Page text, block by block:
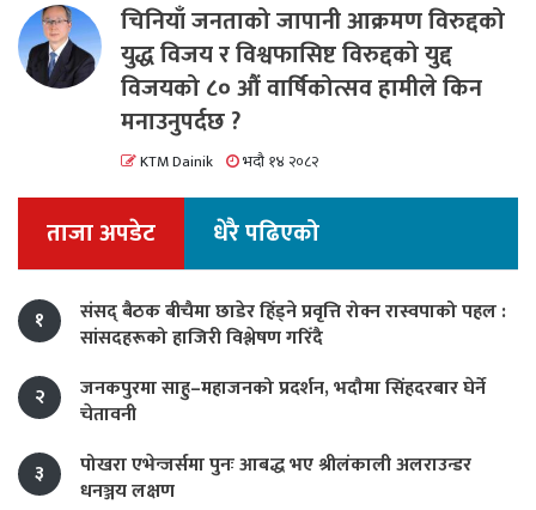
चिनियाँ जनताको जापानी आक्रमण विरुद्दको
युद्ध विजय र विश्वफासिष्ट विरुद्दको युद्द
विजयको ८० औं वार्षिकोत्सव हामीले किन
मनाउनुपर्दछ ?
KTM Dainik भदौ १४ २०८२
ताजा अपडेट धेरै पढिएको
१
संसद् बैठक बीचैमा छाडेर हिँड्ने प्रवृत्ति रोक्न रास्वपाको पहल :
सांसदहरूको हाजिरी विश्लेषण गरिँदै
२
जनकपुरमा साहु–महाजनको प्रदर्शन, भदौमा सिंहदरबार घेर्ने
चेतावनी
३
पोखरा एभेन्जर्समा पुनः आबद्ध भए श्रीलंकाली अलराउन्डर
धनञ्जय लक्षण